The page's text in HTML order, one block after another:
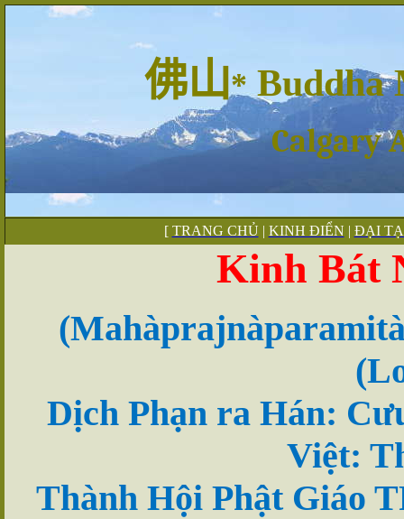
佛山* Buddha
Calgary
[ TRANG CHỦ | KINH ĐIỂN | ĐẠI
Kinh Bát
Dịch Phạn ra Hán:
Việt:
Thành Hội Phật Giáo